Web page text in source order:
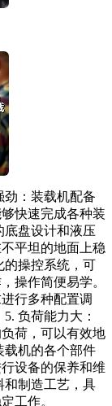
劲：装载机配备
快速完成各种装
底盘设计和液压
平坦的地面上稳
的操控系统，可
操作简便易学。
行多种配置调
负荷能力大：
荷，可以有效地
载机的各个部件
设备的保养和维
和制造工艺，具
工作。